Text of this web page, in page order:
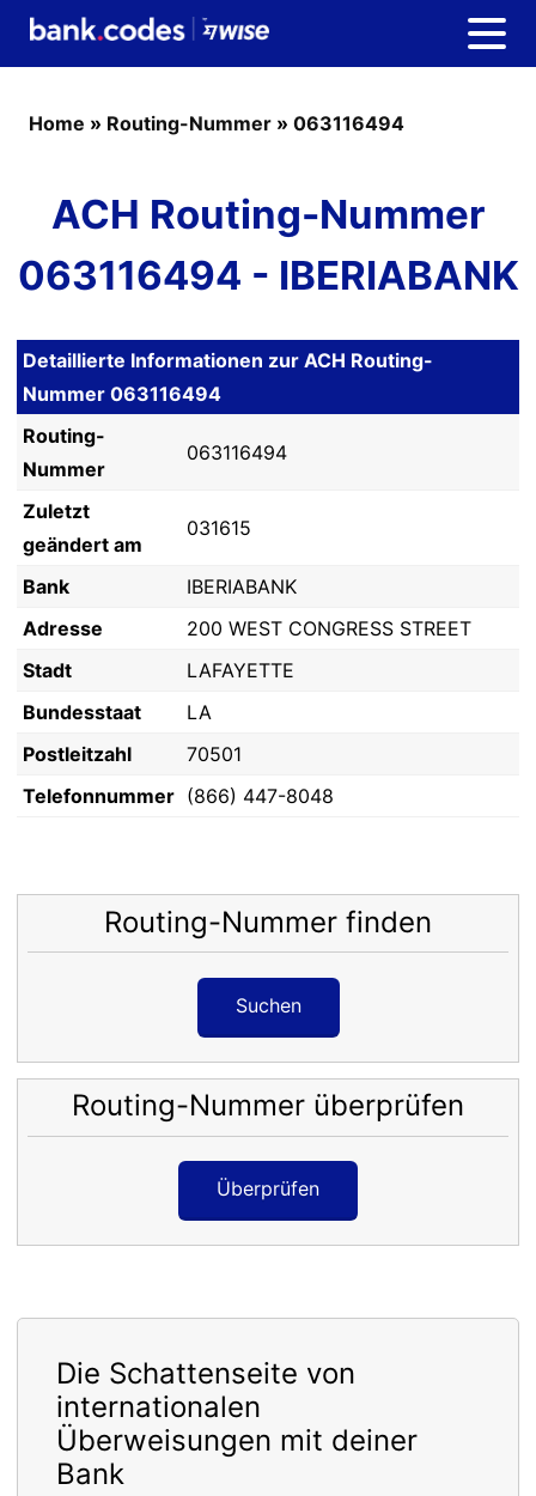
Home » Routing-Nummer » 063116494
ACH Routing-Nummer
063116494 - IBERIABANK
Detaillierte Informationen zur ACH Routing-
Nummer 063116494
Routing-
Nummer
063116494
Zuletzt
geändert am
031615
Bank
IBERIABANK
Adresse
200 WEST CONGRESS STREET
Stadt
LAFAYETTE
Bundesstaat
LA
Postleitzahl
70501
Telefonnummer (866) 447-8048
Routing-Nummer finden
Suchen
Routing-Nummer überprüfen
Überprüfen
Die Schattenseite von
internationalen
Überweisungen mit deiner
Bank